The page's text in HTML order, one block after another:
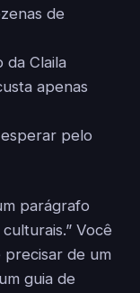
de
da Claila
apenas
pelo
parágrafo
Você
de um
guia de